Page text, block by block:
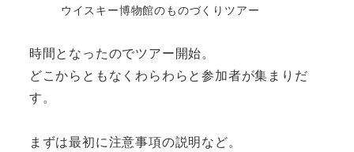
ウイスキー博物館のものづくりツアー
時間となったのでツアー開始。
どこからともなくわらわらと参加者が集まりだ
す。
まずは最初に注意事項の説明など。